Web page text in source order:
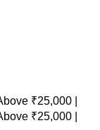
₹25,000 |
₹25,000 |